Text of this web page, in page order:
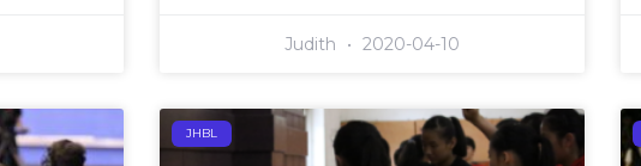
Judith 2020-04-10
JHBL